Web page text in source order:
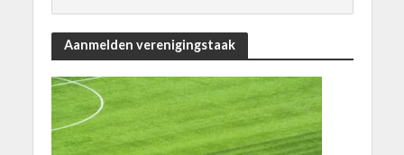
Aanmelden verenigingstaak